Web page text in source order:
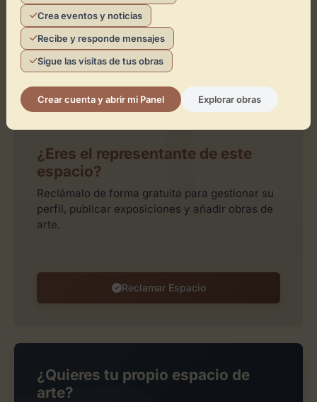
Leaflet contributors
¿Eres el representante de este
espacio?
Reclámalo de forma gratuita para gestionar su
perfil, publicar exposiciones y añadir obras de
arte.
Reclamar Espacio
¿Quieres tu propio espacio de
arte?
Crea eventos y noticias
Recibe y responde mensajes
Sigue las visitas de tus obras
Crear cuenta y abrir mi Panel Explorar obras